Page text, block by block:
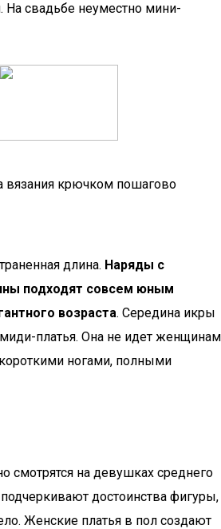
На свадьбе неуместно мини-
вязания крючком пошагово
длина. Наряды с
подходят совсем юным
возраста. Середина икры
платья. Она не идет женщинам
ногами, полными
смотрятся на девушках среднего
достоинства фигуры,
Женские платья в пол создают